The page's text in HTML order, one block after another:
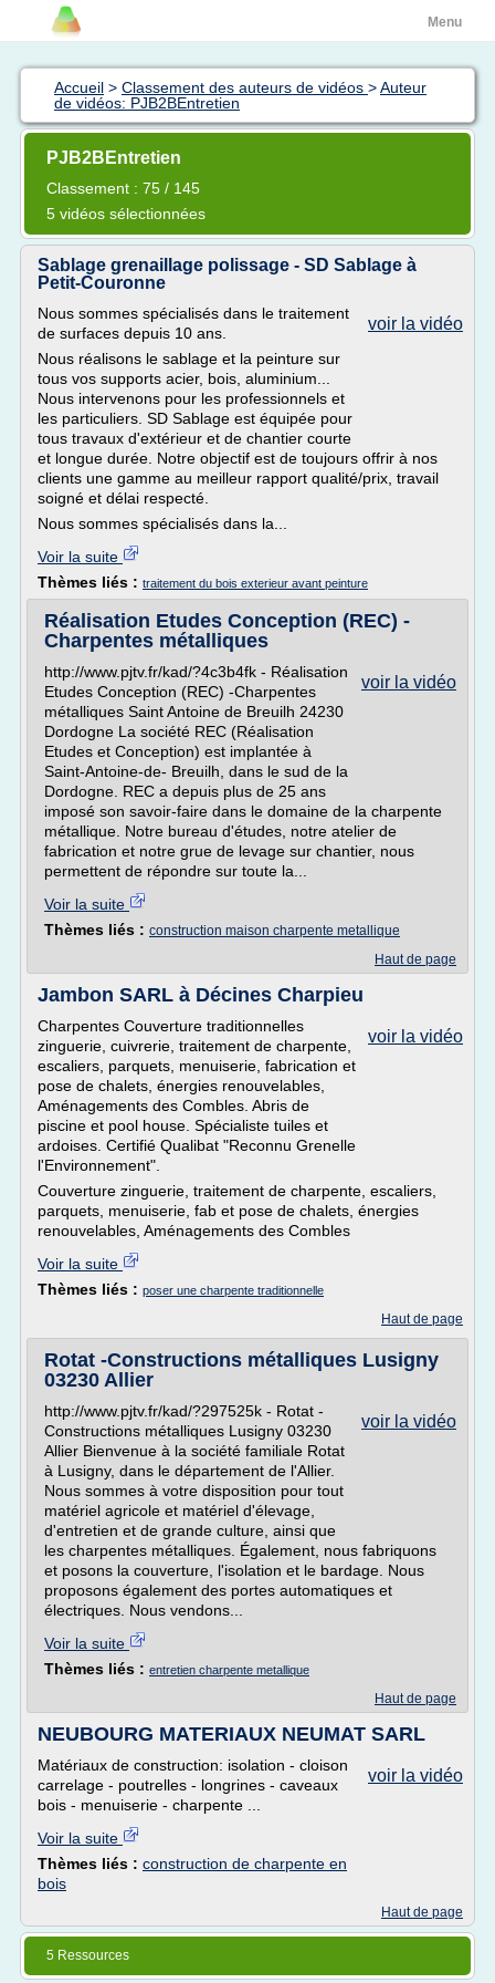
Menu
Accueil > Classement des auteurs de vidéos >Auteur
de vidéos: PJB2BEntretien
PJB2BEntretien
Classement : 75 / 145
5 vidéos sélectionnées
Sablage grenaillage polissage - SD Sablage à
Petit-Couronne
voir la vidéo
Nous sommes spécialisés dans le traitement
de surfaces depuis 10 ans.
Nous réalisons le sablage et la peinture sur
tous vos supports acier, bois, aluminium...
Nous intervenons pour les professionnels et
les particuliers. SD Sablage est équipée pour
tous travaux d'extérieur et de chantier courte
et longue durée. Notre objectif est de toujours offrir à nos
clients une gamme au meilleur rapport qualité/prix, travail
soigné et délai respecté.
Nous sommes spécialisés dans la...
Voir la suite
Thèmes liés : traitement du bois exterieur avant peinture
Réalisation Etudes Conception (REC) -
Charpentes métalliques
voir la vidéo
http://www.pjtv.fr/kad/?4c3b4fk - Réalisation
Etudes Conception (REC) -Charpentes
métalliques Saint Antoine de Breuilh 24230
Dordogne La société REC (Réalisation
Etudes et Conception) est implantée à
Saint-Antoine-de- Breuilh, dans le sud de la
Dordogne. REC a depuis plus de 25 ans
imposé son savoir-faire dans le domaine de la charpente
métallique. Notre bureau d'études, notre atelier de
fabrication et notre grue de levage sur chantier, nous
permettent de répondre sur toute la...
Voir la suite
Thèmes liés : construction maison charpente metallique
Haut de page
Jambon SARL à Décines Charpieu
voir la vidéo
Charpentes Couverture traditionnelles
zinguerie, cuivrerie, traitement de charpente,
escaliers, parquets, menuiserie, fabrication et
pose de chalets, énergies renouvelables,
Aménagements des Combles. Abris de
piscine et pool house. Spécialiste tuiles et
ardoises. Certifié Qualibat "Reconnu Grenelle
l'Environnement".
Couverture zinguerie, traitement de charpente, escaliers,
parquets, menuiserie, fab et pose de chalets, énergies
renouvelables, Aménagements des Combles
Voir la suite
Thèmes liés : poser une charpente traditionnelle
Haut de page
Rotat -Constructions métalliques Lusigny
03230 Allier
voir la vidéo
http://www.pjtv.fr/kad/?297525k - Rotat -
Constructions métalliques Lusigny 03230
Allier Bienvenue à la société familiale Rotat
à Lusigny, dans le département de l'Allier.
Nous sommes à votre disposition pour tout
matériel agricole et matériel d'élevage,
d'entretien et de grande culture, ainsi que
les charpentes métalliques. Également, nous fabriquons
et posons la couverture, l'isolation et le bardage. Nous
proposons également des portes automatiques et
électriques. Nous vendons...
Voir la suite
Thèmes liés : entretien charpente metallique
Haut de page
NEUBOURG MATERIAUX NEUMAT SARL
voir la vidéo
Matériaux de construction: isolation - cloison
carrelage - poutrelles - longrines - caveaux
bois - menuiserie - charpente ...
Voir la suite
Thèmes liés : construction de charpente en
bois
Haut de page
5 Ressources